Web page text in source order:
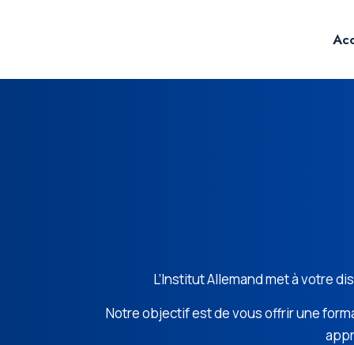
L’Institut Allemand met à votre
Notre objectif est de vous offrir une